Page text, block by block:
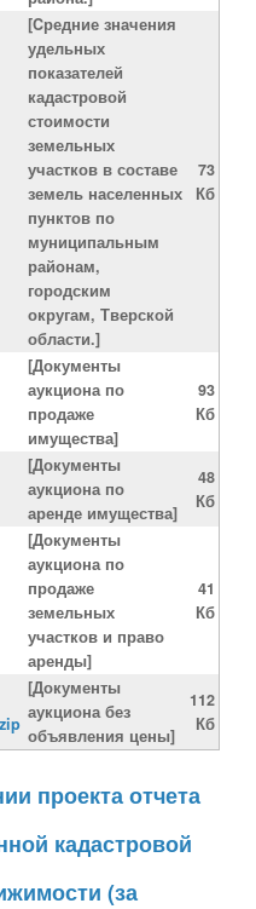
[Cредние значения
удельных
показателей
кадастровой
стоимости
земельных
участков в составе
земель населенных
пунктов по
муниципальным
районам,
городским
округам, Тверской
области.]
73
Кб
[Документы
аукциона по
продаже
имущества]
93
Кб
[Документы
аукциона по
аренде имущества]
48
Кб
[Документы
аукциона по
продаже
земельных
участков и право
аренды]
41
Кб
[Документы
аукциона без
объявления цены]
112
Кб
проекта отчета
кадастровой
(за